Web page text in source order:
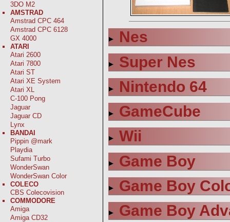
3DO M2
AMSTRAD
Amstrad CPC 464
Amstrad CPC 6128
GX 4000
ATARI
Atari 2600
Atari 7800
Atari ST
Atari XE System
Atari XL
C-100 Pong
Jaguar
Jaguar CD
Lynx
BANDAI
Pippin @mark
Playdia
Sufami Turbo
WonderSwan
WonderSwan Color
COLECO
CBS Colecovision
COMMODORE
Amiga
Amiga CD32
Nes
Super Nes
Nintendo 64
GameCube
Wii
Game Boy
Game Boy
Game Boy